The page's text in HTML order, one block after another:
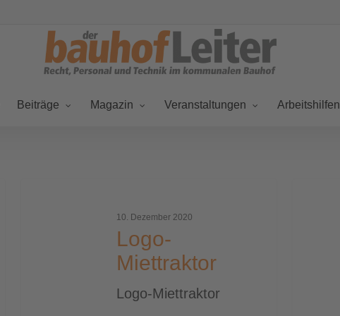
Beiträge Magazin Veranstaltungen Arbeitshilfen
10. Dezember 2020
Logo-
Miettraktor
Logo-Miettraktor